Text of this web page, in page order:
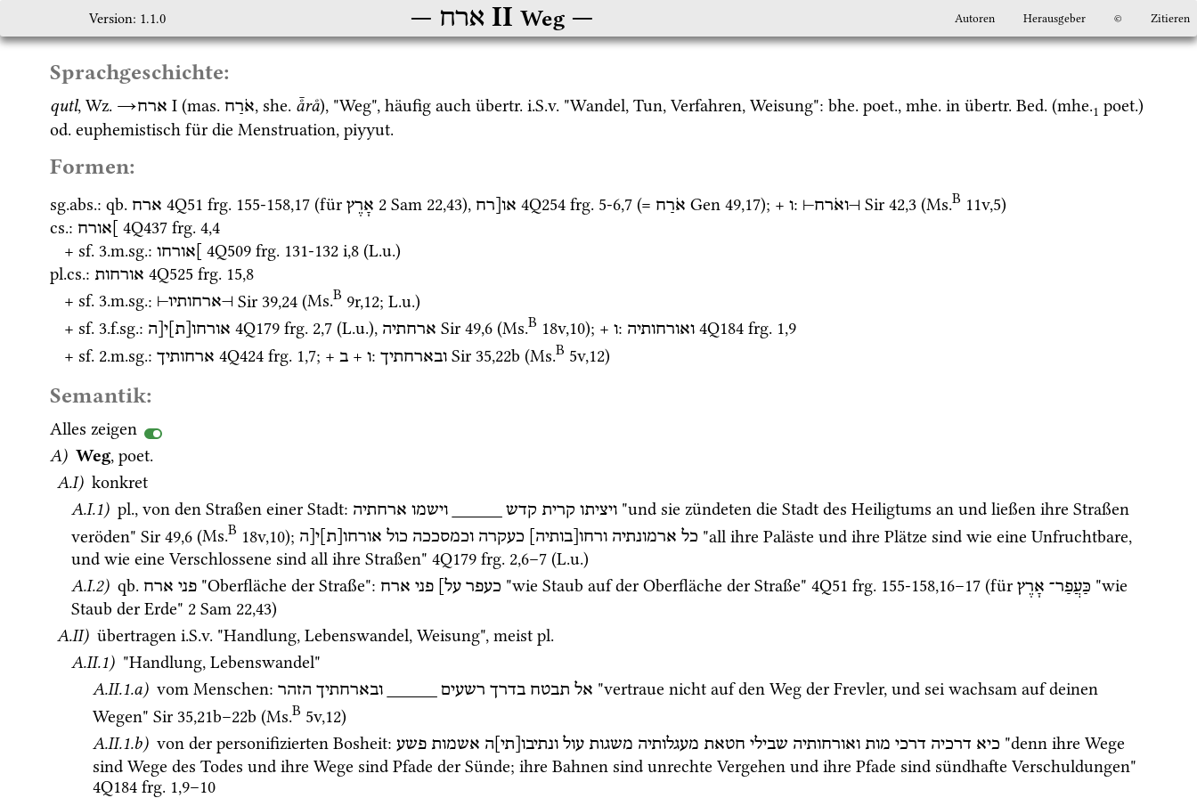
ארח ‎ II Weg
Version: 1.1.0 Autoren Herausgeber © Zitieren
Sprachgeschichte:
qutl, Wz. →ארח ‎ I (mas. אֹרַח, she. å̄rå), "Weg", häufig auch übertr. i.S.v. "Wandel, Tun, Verfahren, Weisung": bhe. poet., mhe. in übertr. Bed. (mhe.1 poet.
od. euphemistisch für die Menstruation, piyyut.
Formen:
sg.abs.: qb. ארח 4Q51 frg. 155-158,17 (für אָרֶץ 2 Sam 22,43), או[רח 4Q254 frg. 5-6,7 (= אֹרַח Gen 49,17); + ו: ⊢ואֹרח⊣ Sir 42,3 (Ms.B 11v,5)
cs.: ]אורח 4Q437 frg. 4,4
+ sf. 3.m.sg.: ]אורחו 4Q509 frg. 131-132 i,8 (L.u.)
pl.cs.: אורחות 4Q525 frg. 15,8
+ sf. 3.m.sg.: ⊢ארחותיו⊣ Sir 39,24 (Ms.B 9r,12; L.u.)
+ sf. 3.f.sg.: אורחו[ת]י[ה 4Q179 frg. 2,7 (L.u.), ארחתיה Sir 49,6 (Ms.B 18v,10); + ו: ואורחותיה 4Q184 frg. 1,9
+ sf. 2.m.sg.: ארחותיך 4Q424 frg. 1,7; + ב + ו: ובארחתיך Sir 35,22b (Ms.B 5v,12)
Semantik:
Alles zeigen
A) Weg, poet.
A.I) konkret
A.I.1) pl., von den Straßen einer Stadt: ויציתו קרית קדש וישמו ארחתיה
"und sie zündeten die Stadt des Heiligtums an und ließen ihre Straßen
veröden" Sir 49,6 (Ms.B 18v,10); כל ארמונתיה ורחו[בותיה] כעקרה וכמסככה כול אורחו[ת]י[ה
"all ihre Paläste und ihre Plätze sind wie eine Unfruchtbare,
und wie eine Verschlossene sind all ihre Straßen" 4Q179 frg. 2,6–7 (L.u.)
A.I.2) qb. פני ארח "Oberfläche der Straße": כעפר על] פני ארח "wie Staub auf der Oberfläche der Straße" 4Q51 frg. 155-158,16–17 (für כַּעֲפַר־ אָרֶץ
"wie
Staub der Erde" 2 Sam 22,43)
A.II) übertragen i.S.v. "Handlung, Lebenswandel, Weisung", meist pl.
A.II.1) "Handlung, Lebenswandel"
A.II.1.a) vom Menschen: אל תבטח בדרך רשעים ובארחתיך הזהר
"vertraue nicht auf den Weg der Frevler, und sei wachsam auf deinen
Wegen" Sir 35,21b–22b (Ms.B 5v,12)
A.II.1.b) von der personifizierten Bosheit: כיא דרכיה דרכי מות ואורחותיה שבילי חטאת מעגלותיה משגות עול ונתיבו[תי]ה אשמות פשע
"denn ihre Wege
4Q184 frg. 1,9–10